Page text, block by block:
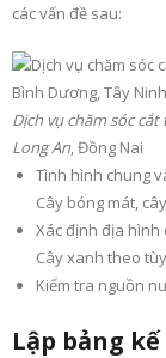
các vấn đề sau:
Dịch vụ chăm sóc
Long An , Đồng Nai
Tình hình chung
Cây bóng mát,
Xác định địa hình
Cây xanh theo
Kiểm tra nguồn
Lập bảng